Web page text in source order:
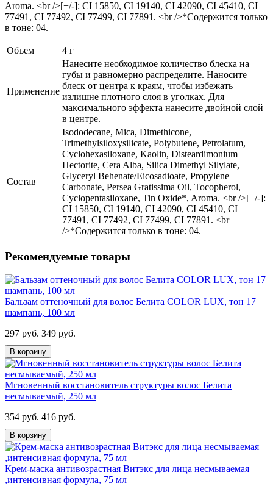
Aroma. <br />[+/-]: CI 15850, CI 19140, CI 42090, CI 45410, CI
77491, CI 77492, CI 77499, CI 77891. <br />*Содержится только
в тоне: 04.
Объем 4 г
Применение
Нанесите необходимое количество блеска на
губы и равномерно распределите. Наносите
блеск от центра к краям, чтобы избежать
излишне плотного слоя в уголках. Для
максимального эффекта нанесите двойной слой
в центре.
Состав
Isododecane, Mica, Dimethicone,
Trimethylsiloxysilicate, Polybutene, Petrolatum,
Cyclohexasiloxane, Kaolin, Disteardimonium
Hectorite, Cera Alba, Silica Dimethyl Silylate,
Glyceryl Behenate/Eicosadioate, Propylene
Carbonate, Persea Gratissima Oil, Tocopherol,
Cyclopentasiloxane, Tin Oxide*, Aroma. <br />[+/-]:
CI 15850, CI 19140, CI 42090, CI 45410, CI
77491, CI 77492, CI 77499, CI 77891. <br
/>*Содержится только в тоне: 04.
Рекомендуемые товары
Бальзам оттеночный для волос Белита COLOR LUX, тон 17
шампань, 100 мл
297 руб. 349 руб.
В корзину
Мгновенный восстановитель структуры волос Белита
несмываемый, 250 мл
354 руб. 416 руб.
В корзину
Крем-маска антивозрастная Витэкс для лица несмываемая
,интенсивная формула, 75 мл